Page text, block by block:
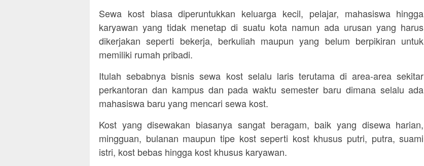
Sewa kost biasa diperuntukkan keluarga kecil, pelajar, mahasiswa hingga
karyawan yang tidak menetap di suatu kota namun ada urusan yang harus
dikerjakan seperti bekerja, berkuliah maupun yang belum berpikiran untuk
memiliki rumah pribadi.
Itulah sebabnya bisnis sewa kost selalu laris terutama di area-area sekitar
perkantoran dan kampus dan pada waktu semester baru dimana selalu ada
mahasiswa baru yang mencari sewa kost.
Kost yang disewakan biasanya sangat beragam, baik yang disewa harian,
mingguan, bulanan maupun tipe kost seperti kost khusus putri, putra, suami
istri, kost bebas hingga kost khusus karyawan.